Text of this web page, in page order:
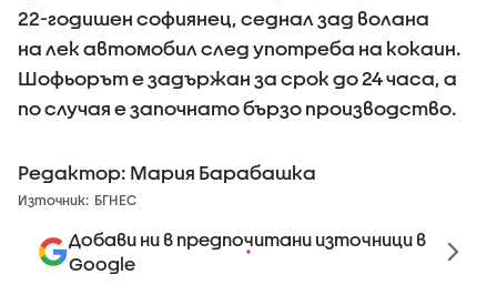
22-годишен софиянец, седнал зад волана
на лек автомобил след употреба на кокаин.
Шофьорът е задържан за срок до 24 часа, а
по случая е започнато бързо производство.
Редактор: Мария Барабашка
Източник: БГНЕС
Добави ни в предпочитани източници в
Google